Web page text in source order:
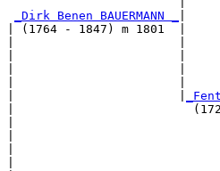
_Dirk Benen BAUERMANN _
| (1764 - 1847) m 1801  |
|
|                         (1723 -
|
|